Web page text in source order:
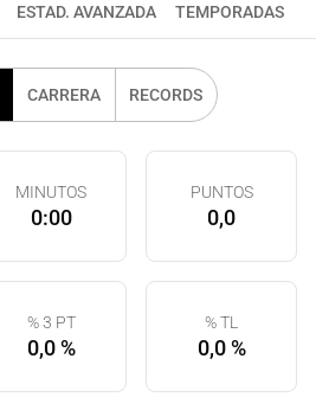
ESTAD. AVANZADA TEMPORADAS
CARRERA RECORDS
MINUTOS
0:00
PUNTOS
0,0
% 3 PT
0,0 %
% TL
0,0 %